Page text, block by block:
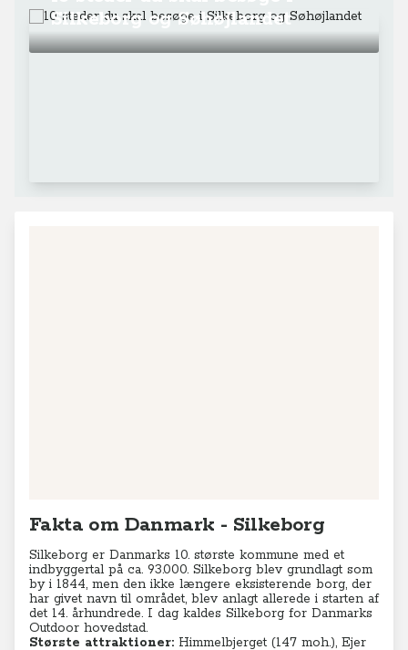
Silkeborg og Søhøjlandet
Fakta om Danmark - Silkeborg
Silkeborg er Danmarks 10. største kommune med et
indbyggertal på ca. 93.000. Silkeborg blev grundlagt som
by i 1844, men den ikke længere eksisterende borg, der
har givet navn til området, blev anlagt allerede i starten af
det 14. århundrede. I dag kaldes Silkeborg for Danmarks
Outdoor hovedstad.
Største attraktioner: Himmelbjerget (147 moh.), Ejer